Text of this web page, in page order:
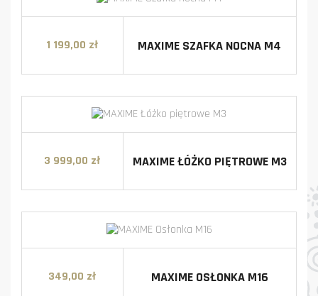
Cena
1 199,00 zł MAXIME SZAFKA NOCNA M4
Cena
3 999,00 zł MAXIME ŁÓŻKO PIĘTROWE M3
Cena
349,00 zł MAXIME OSŁONKA M16